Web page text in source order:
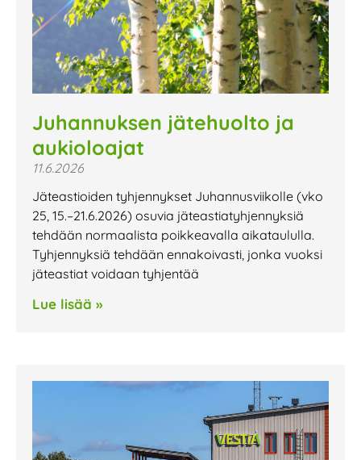
Juhannuksen jätehuolto ja
aukioloajat
11.6.2026
Jäteastioiden tyhjennykset Juhannusviikolle (vko
25, 15.–21.6.2026) osuvia jäteastiatyhjennyksiä
tehdään normaalista poikkeavalla aikataululla.
Tyhjennyksiä tehdään ennakoivasti, jonka vuoksi
jäteastiat voidaan tyhjentää
Lue lisää »